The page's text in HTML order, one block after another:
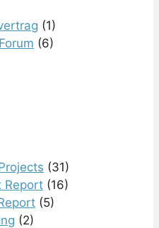
(1)
(6)
(31)
Report (16)
(5)
(2)